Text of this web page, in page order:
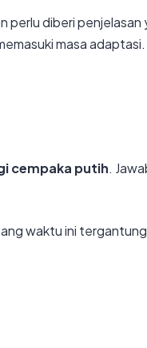
perlu diberi penjelasan
masa adaptasi.
cempaka putih.
waktu ini